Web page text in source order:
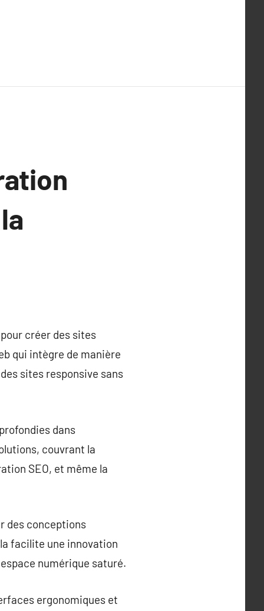
créer des sites
qui intègre de manière
sites responsive sans
dans
couvrant la
SEO, et même la
des conceptions
facilite une innovation
numérique saturé.
ergonomiques et